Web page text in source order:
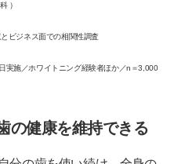
）
ビジネス面での相関性調査
実施／ホワイトニング経験者ほか／n＝3,000
の健康を維持できる